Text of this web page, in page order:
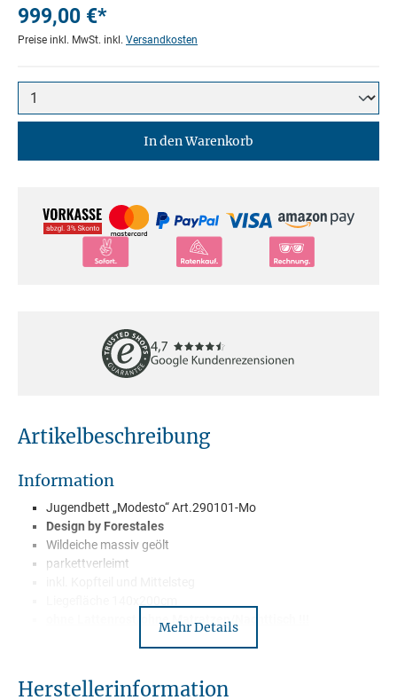
999,00 €*
Preise inkl. MwSt. inkl. Versandkosten
In den Warenkorb
Artikelbeschreibung
Information
Jugendbett „Modesto“ Art.290101-Mo
Design by Forestales
Wildeiche massiv geölt
parkettverleimt
ohne Lattenrost/ohne Matratzen/Nachttisch !!!
Mehr Details
Herstellerinformation